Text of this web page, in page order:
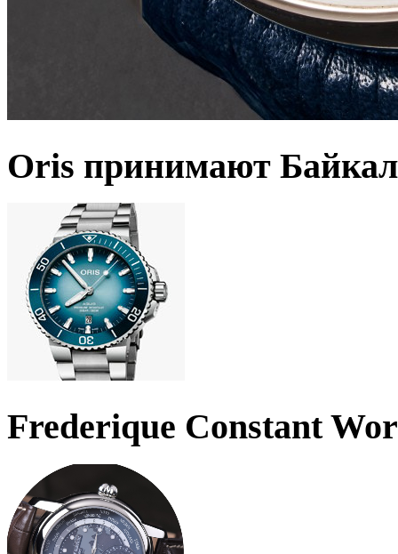
Oris принимают
Frederique Constant